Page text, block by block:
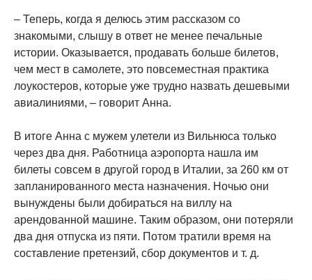
– Теперь, когда я делюсь этим рассказом со
знакомыми, слышу в ответ не менее печальные
истории. Оказывается, продавать больше билетов,
чем мест в самолете, это повсеместная практика
лоукостеров, которые уже трудно назвать дешевыми
авиалиниями, – говорит Анна.
В итоге Анна с мужем улетели из Вильнюса только
через два дня. Работница аэропорта нашла им
билеты совсем в другой город в Италии, за 260 км от
запланированного места назначения. Ночью они
вынуждены были добираться на виллу на
арендованной машине. Таким образом, они потеряли
два дня отпуска из пяти. Потом тратили время на
составление претензий, сбор документов и т. д.